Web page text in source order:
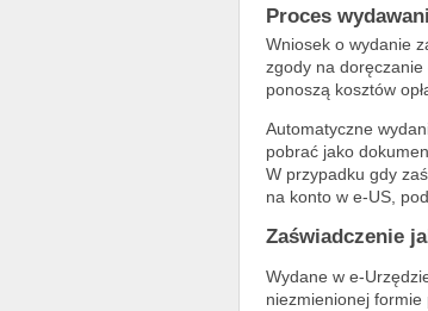
Proces
Wniosek o wydanie
zgody na
ponoszą kosztów
Automatyczne
pobrać jako
W przypadku gdy
na konto w e-US,
Zaświadczenie
Wydane w e-
niezmienionej formie